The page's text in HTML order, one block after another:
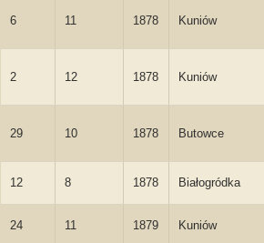
6 11 1878 Kuniów
2 12 1878 Kuniów
29 10 1878 Butowce
12 8 1878 Białogródka
24 11 1879 Kuniów